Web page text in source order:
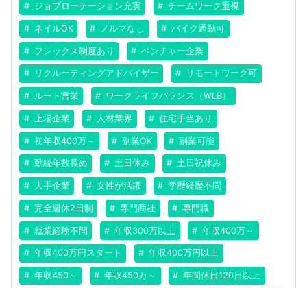
ジョブローテーション充実 チームワーク重視
ネイルOK ノルマなし バイク通勤可
フレックス制度あり ベンチャー企業
リクルーティングアドバイザー リモートワーク可
ルート営業 ワークライフバランス（WLB）
上場企業 人材業界 住宅手当あり
初年収400万～ 副業OK 副業可能
勤続年数長め 土日休み 土日祝休み
大手企業 女性が活躍 学歴経歴不問
完全週休2日制 専門商社 専門職
就業経験不問 年収300万以上 年収400万～
年収400万円スタート 年収400万円以上
年収450～ 年収450万～ 年間休日120日以上